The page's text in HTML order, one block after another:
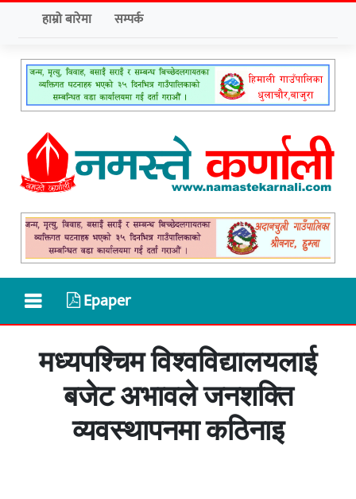
हाम्रो बारेमा सम्पर्क
Epaper
मध्यपश्चिम विश्वविद्यालयलाई
बजेट अभावले जनशक्ति
व्यवस्थापनमा कठिनाइ